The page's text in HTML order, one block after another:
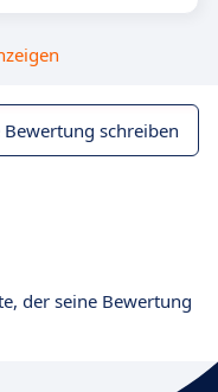
Bewertung schreiben
der seine Bewertung